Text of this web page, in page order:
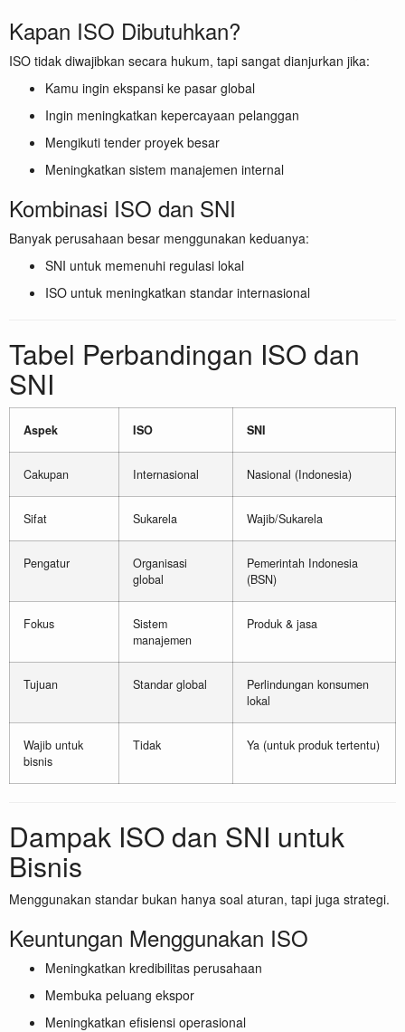
Kapan ISO Dibutuhkan?
ISO tidak diwajibkan secara hukum, tapi sangat dianjurkan jika:
Kamu ingin ekspansi ke pasar global
Ingin meningkatkan kepercayaan pelanggan
Mengikuti tender proyek besar
Meningkatkan sistem manajemen internal
Kombinasi ISO dan SNI
Banyak perusahaan besar menggunakan keduanya:
SNI untuk memenuhi regulasi lokal
ISO untuk meningkatkan standar internasional
Tabel Perbandingan ISO dan
SNI
Aspek ISO SNI
Cakupan Internasional Nasional (Indonesia)
Sifat Sukarela Wajib/Sukarela
Pengatur
Organisasi
global
Pemerintah Indonesia
(BSN)
Fokus
Sistem
manajemen
Produk & jasa
Tujuan Standar global
Perlindungan konsumen
lokal
Wajib untuk
bisnis
Tidak Ya (untuk produk tertentu)
Dampak ISO dan SNI untuk
Bisnis
Menggunakan standar bukan hanya soal aturan, tapi juga strategi.
Keuntungan Menggunakan ISO
Meningkatkan kredibilitas perusahaan
Membuka peluang ekspor
Meningkatkan efisiensi operasional